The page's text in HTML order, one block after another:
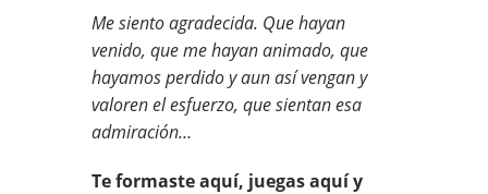
Me siento agradecida. Que hayan
venido, que me hayan animado, que
hayamos perdido y aun así vengan y
valoren el esfuerzo, que sientan esa
admiración…
Te formaste aquí, juegas aquí y